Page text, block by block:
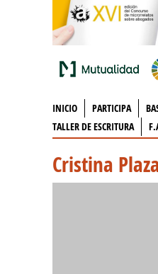
INICIO PARTICIPA
TALLER DE ESCRITURA
Cristina